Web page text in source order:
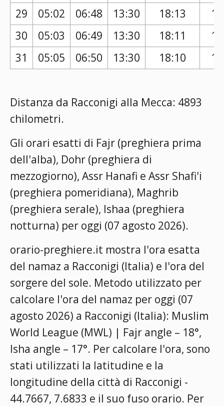
29
05:02 06:48 13:30 18:13
30
05:03 06:49 13:30 18:11
31
05:05 06:50 13:30 18:10
Distanza da Racconigi alla Mecca: 4893
chilometri.
Gli orari esatti di Fajr (preghiera prima
dell'alba), Dohr (preghiera di
mezzogiorno), Assr Hanafi e Assr Shafi'i
(preghiera pomeridiana), Maghrib
(preghiera serale), Ishaa (preghiera
notturna) per oggi (07 agosto 2026).
orario-preghiere.it mostra l'ora esatta
del namaz a Racconigi (Italia) e l'ora del
sorgere del sole. Metodo utilizzato per
calcolare l'ora del namaz per oggi (07
agosto 2026) a Racconigi (Italia): Muslim
World League (MWL) | Fajr angle – 18°,
Isha angle – 17°. Per calcolare l'ora, sono
stati utilizzati la latitudine e la
longitudine della città di Racconigi -
44.7667, 7.6833 e il suo fuso orario. Per